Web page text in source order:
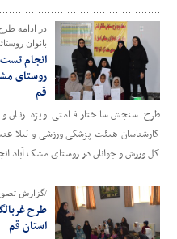
در ادامه
بانوان
انجام
روستای
قم
طرح سنجش ساختار قامتی ویژه زنان و
کارشناسان هیئت پزشکی ورزشی و لیلا
کل ورزش و جوانان در روستای مشک آباد
/گزارش
طرح
استان قم